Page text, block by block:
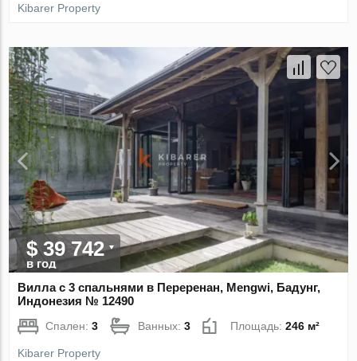
Kibarer Property
$ 39 742
в год
Вилла с 3 спальнями в Переренан, Mengwi, Бадунг,
Индонезия № 12490
Спален:3 Ванных:3 Площадь:246 м²
Kibarer Property